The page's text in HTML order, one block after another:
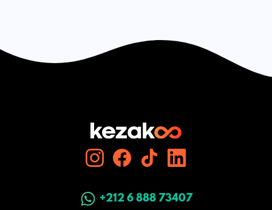
+212 6 888 73407